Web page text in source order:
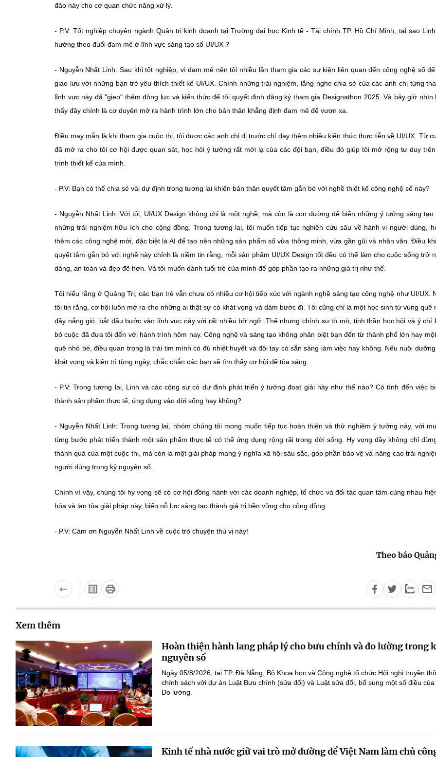
đảo này cho cơ quan chức năng xử lý.
- P.V: Tốt nghiệp chuyên ngành Quản trị kinh doanh tại Trường đại học Kinh tế - Tài chính TP. Hồ Chí Minh, tại sao
hướng theo đuổi đam mê ở lĩnh vực sáng tạo số UI/UX ?
- Nguyễn Nhất Linh: Sau khi tốt nghiệp, vì đam mê nên tôi nhiều lần tham gia các sự kiện liên quan đến công nghệ số
giao lưu với những bạn trẻ yêu thích thiết kế UI/UX. Chính những trải nghiệm, lắng nghe chia sẻ của các anh chị từng
lĩnh vực này đã "gieo" thêm động lực và kiến thức để tôi quyết định đăng ký tham gia Designathon 2025. Và bây giờ nhìn
thấy đây chính là cơ duyên mở ra hành trình lớn cho bản thân khẳng định đam mê để vươn xa.
Điều may mắn là khi tham gia cuộc thi, tôi được các anh chị đi trước chỉ dạy thêm nhiều kiến thức thực tiễn về UI/UX. Từ
đã mở ra cho tôi cơ hội được quan sát, học hỏi ý tưởng rất mới lạ của các đội bạn, điều đó giúp tôi mở rộng tư duy
trình thiết kế của mình.
- P.V: Bạn có thể chia sẻ vài dự định trong tương lai khiến bản thân quyết tâm gắn bó với nghề thiết kế công nghệ số này?
- Nguyễn Nhất Linh: Với tôi, UI/UX Design không chỉ là một nghề, mà còn là con đường để biến những ý tưởng sáng tạo
những trải nghiệm hữu ích cho cộng đồng. Trong tương lai, tôi muốn tiếp tục nghiên cứu sâu về hành vi người dùng,
thêm các công nghệ mới, đặc biệt là AI để tạo nên những sản phẩm số vừa thông minh, vừa gần gũi và nhân văn. Điều
quyết tâm gắn bó với nghề này chính là niềm tin rằng, mỗi sản phẩm UI/UX Design tốt đều có thể làm cho cuộc sống trở
dàng, an toàn và đẹp đẽ hơn. Và tôi muốn dành tuổi trẻ của mình để góp phần tạo ra những giá trị như thế.
Tôi hiểu rằng ở Quảng Trị, các bạn trẻ vẫn chưa có nhiều cơ hội tiếp xúc với ngành nghề sáng tạo công nghệ như UI/UX.
tôi tin rằng, cơ hội luôn mở ra cho những ai thật sự có khát vọng và dám bước đi. Tôi cũng chỉ là một học sinh từ vùng quê
đầy nắng gió, bắt đầu bước vào lĩnh vực này với rất nhiều bỡ ngỡ. Thế nhưng chính sự tò mò, tinh thần học hỏi và ý chí
bỏ cuộc đã đưa tôi đến với hành trình hôm nay. Công nghệ và sáng tạo không phân biệt bạn đến từ thành phố lớn hay
quê nhỏ bé, điều quan trọng là trái tim mình có đủ nhiệt huyết và đôi tay có sẵn sàng làm việc hay không. Nếu nuôi
khát vọng và kiên trì từng ngày, chắc chắn các bạn sẽ tìm thấy cơ hội để tỏa sáng.
- P.V: Trong tương lai, Linh và các cộng sự có dự định phát triển ý tưởng đoạt giải này như thế nào? Có tính đến việc
thành sản phẩm thực tế, ứng dụng vào đời sống hay không?
- Nguyễn Nhất Linh: Trong tương lai, nhóm chúng tôi mong muốn tiếp tục hoàn thiện và thử nghiệm ý tưởng này, với
từng bước phát triển thành một sản phẩm thực tế có thể ứng dụng rộng rãi trong đời sống. Hy vọng đây không chỉ
thành quả của một cuộc thi, mà còn là một giải pháp mang ý nghĩa xã hội sâu sắc, góp phần bảo vệ và nâng cao trải
người dùng trong kỷ nguyên số.
Chính vì vậy, chúng tôi hy vọng sẽ có cơ hội đồng hành với các doanh nghiệp, tổ chức và đối tác quan tâm cùng nhau
hóa và lan tỏa giải pháp này, biến nỗ lực sáng tạo thành giá trị bền vững cho cộng đồng.
- P.V: Cảm ơn Nguyễn Nhất Linh về cuộc trò chuyện thú vị này!
Theo báo
Xem thêm
Hoàn thiện hành lang pháp lý cho bưu chính và đo lường trong
nguyên số
Ngày 05/8/2026, tại TP. Đà Nẵng, Bộ Khoa học và Công nghệ tổ chức Hội nghị truyền
chính sách với dự án Luật Bưu chính (sửa đổi) và Luật sửa đổi, bổ sung một số điều của
Đo lường.
Kinh tế nhà nước giữ vai trò mở đường để Việt Nam làm chủ